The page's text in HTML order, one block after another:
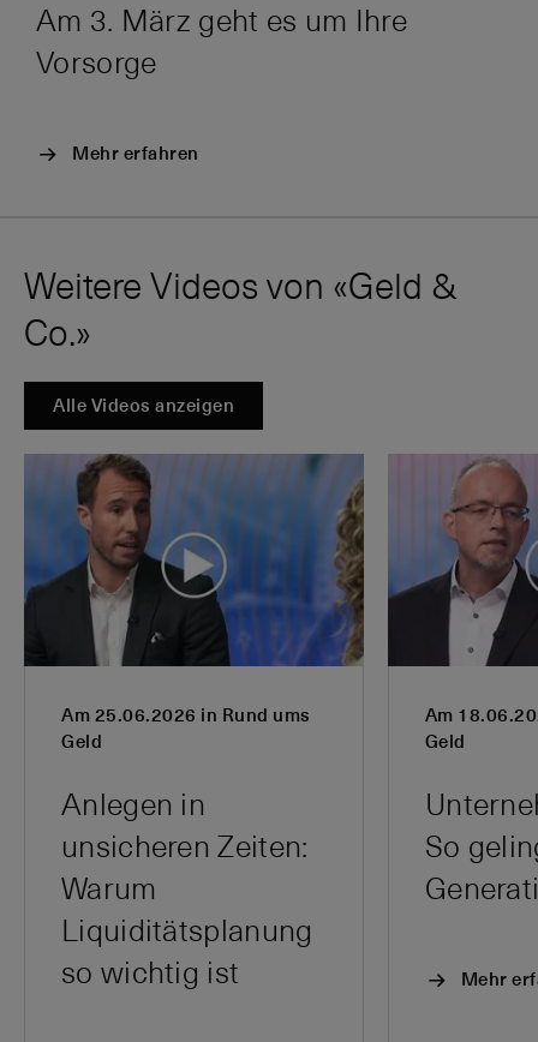
Am 3. März geht es um Ihre
Vorsorge
Mehr erfahren
Weitere Videos von «Geld &
Co.»
Alle Videos anzeigen
Am 25.06.2026 in Rund ums
Geld
Anlegen in
unsicheren Zeiten:
Warum
Liquiditätsplanung
so wichtig ist
Am
Geld
So
Mehr